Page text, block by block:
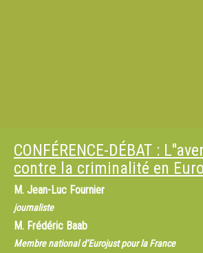
CONFÉRENCE-DÉBAT :
contre la criminalité en
M. Jean-Luc Fournier
journaliste
M. Frédéric Baab
Membre national d’Eurojust pour la France